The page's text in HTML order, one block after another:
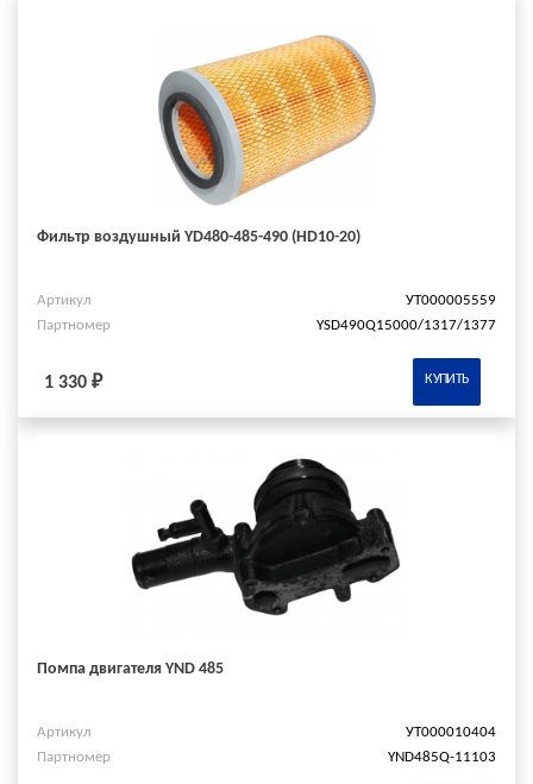
Фильтр воздушный YD480-485-490 (HD10-20)
Артикул
УТ000005559
Партномер
YSD490Q15000/1317/1377
1 330 ₽ КУПИТЬ
Помпа двигателя YND 485
Артикул
УТ000010404
Партномер
YND485Q-11103